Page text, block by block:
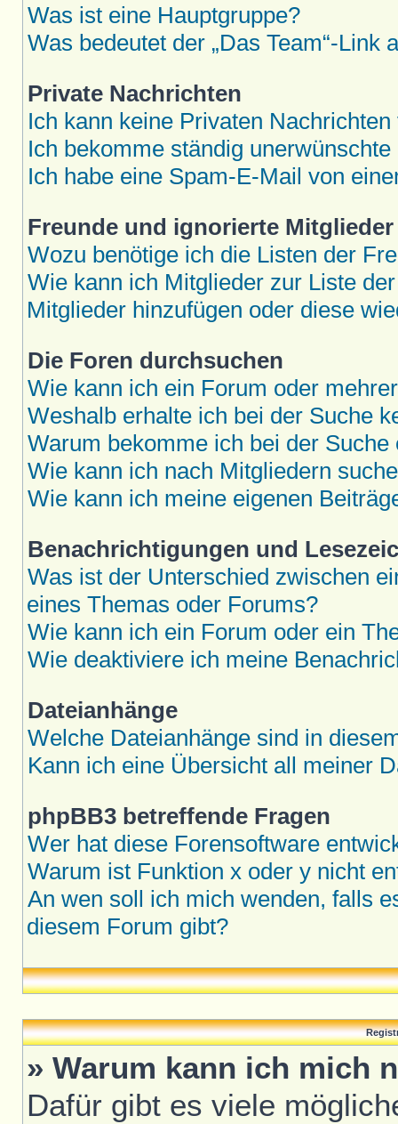
Was ist eine Hauptgruppe?
Was bedeutet der „Das Team“-Link
Private Nachrichten
Ich kann keine Privaten
Ich bekomme ständig
Ich habe eine Spam-E-Mail von
Freunde und ignorierte Mitglieder
Wozu benötige ich die Listen der
Wie kann ich Mitglieder zur Liste
Mitglieder hinzufügen oder diese
Die Foren durchsuchen
Wie kann ich ein Forum oder
Weshalb erhalte ich bei der Suche
Warum bekomme ich bei der Suche
Wie kann ich nach Mitgliedern
Wie kann ich meine eigenen
Benachrichtigungen und
Was ist der Unterschied zwischen
eines Themas oder Forums?
Wie kann ich ein Forum oder ein
Wie deaktiviere ich meine
Dateianhänge
Welche Dateianhänge sind in
Kann ich eine Übersicht all meiner
phpBB3 betreffende Fragen
Wer hat diese Forensoftware
Warum ist Funktion x oder y nicht
An wen soll ich mich wenden, falls
diesem Forum gibt?
» Warum kann ich mich
Dafür gibt es viele